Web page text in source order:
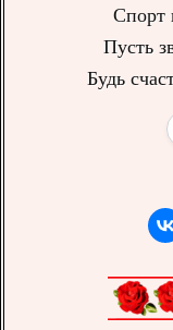
Спорт
Пусть
Будь